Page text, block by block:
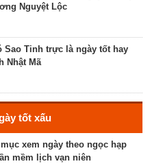
Nguyệt Lộc
Sao Tinh trực là ngày tốt hay
Nhật Mã
Liễu trực là ngày tốt hay xấu? Ý
Quỷ chiếu là ngày tốt hay
tốt xấu
dịch, cầu tài lộc
xem ngày theo ngọc hạp
mềm lịch vạn niên